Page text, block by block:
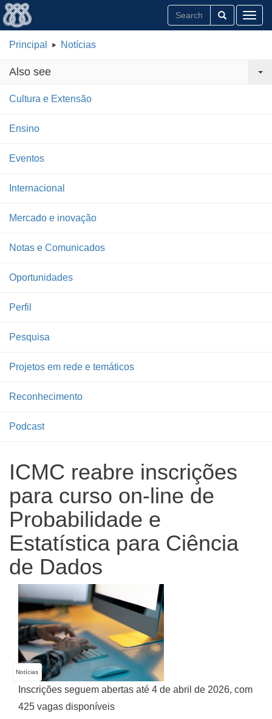
Principal Notícias
Also see
Cultura e Extensão
Ensino
Eventos
Internacional
Mercado e inovação
Notas e Comunicados
Oportunidades
Perfil
Pesquisa
Projetos em rede e temáticos
Reconhecimento
Podcast
ICMC reabre inscrições
para curso on-line de
Probabilidade e
Estatística para Ciência
de Dados
Notícias
Inscrições seguem abertas até 4 de abril de 2026, com
425 vagas disponíveis